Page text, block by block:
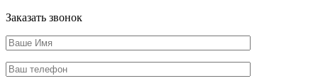
Заказать звонок